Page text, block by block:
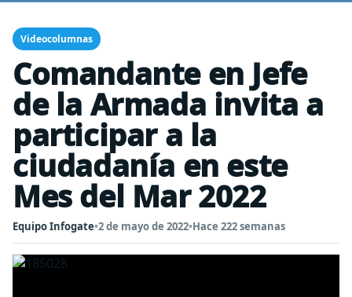
Videocolumnas
Comandante en Jefe
de la Armada invita a
participar a la
ciudadanía en este
Mes del Mar 2022
Equipo Infogate•2 de mayo de 2022•Hace 222 semanas